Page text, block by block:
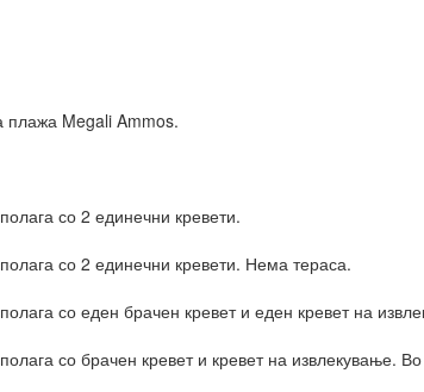
плажа Megali Ammos.
со 2 единечни кревети.
со 2 единечни кревети. Нема тераса.
со еден брачен кревет и еден кревет на
со брачен кревет и кревет на извлекување.